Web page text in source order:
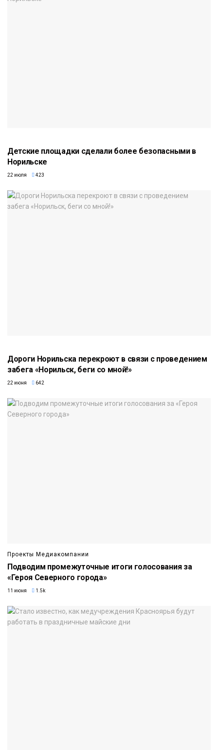
Детские площадки сделали более безопасными в
Норильске
22 июля 423
Дороги Норильска перекроют в связи с проведением
забега «Норильск, беги со мной!»
22 июня 642
Проекты Медиакомпании
Подводим промежуточные итоги голосования за
«Героя Северного города»
11 июня 1.5k